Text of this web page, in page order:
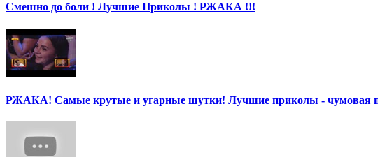
Смешно до боли ! Лучшие Приколы ! РЖАКА !!!
РЖАКА! Самые крутые и угарные шутки! Лучшие приколы - чумовая